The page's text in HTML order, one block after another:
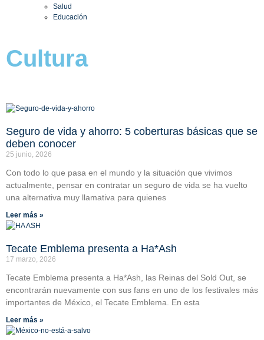
Salud
Educación
Cultura
Seguro de vida y ahorro: 5 coberturas básicas que se
deben conocer
25 junio, 2026
Con todo lo que pasa en el mundo y la situación que vivimos
actualmente, pensar en contratar un seguro de vida se ha vuelto
una alternativa muy llamativa para quienes
Leer más »
Tecate Emblema presenta a Ha*Ash
17 marzo, 2026
Tecate Emblema presenta a Ha*Ash, las Reinas del Sold Out, se
encontrarán nuevamente con sus fans en uno de los festivales más
importantes de México, el Tecate Emblema. En esta
Leer más »